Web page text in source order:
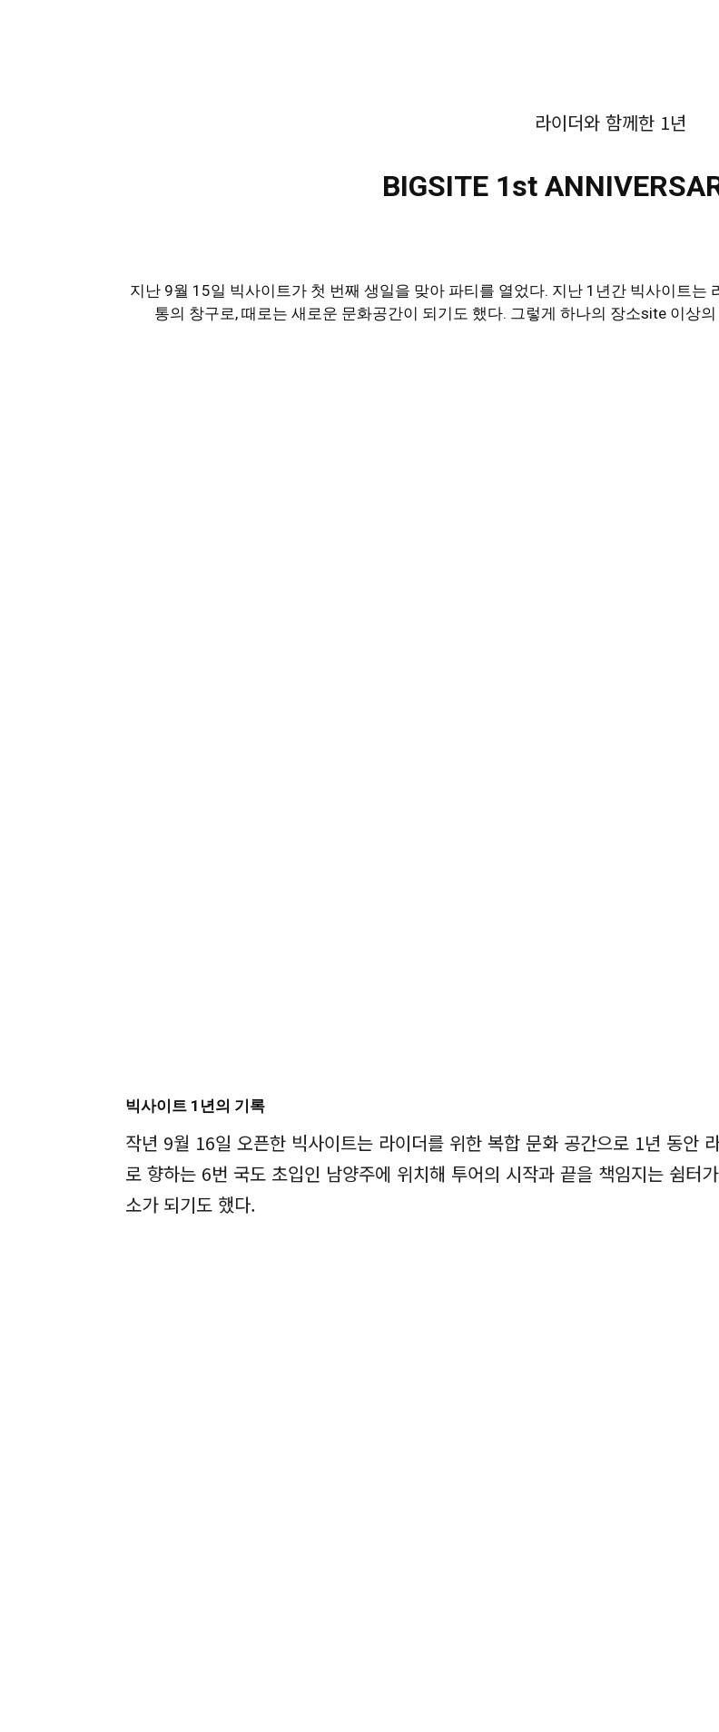
라이더와 함께한 1년
BIGSITE 1st
지난 9월 15일 빅사이트가 첫 번째 생일을 맞아 파티를 열었다. 지난 1년간 빅사이트는
통의 창구로, 때로는 새로운 문화공간이 되기도 했다. 그렇게 하나의 장소site 이상
빅사이트 1년의 기록
작년 9월 16일 오픈한 빅사이트는 라이더를 위한 복합 문화 공간으로 1년 동안
로 향하는 6번 국도 초입인 남양주에 위치해 투어의 시작과 끝을 책임지는 쉼터
소가 되기도 했다.